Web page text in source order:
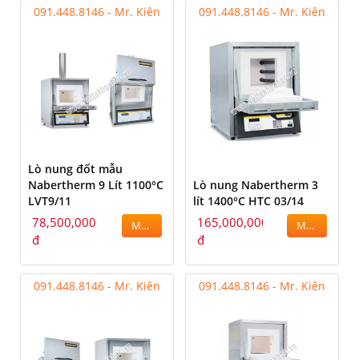
091.448.8146 - Mr. Kiên
Lò nung đốt mẫu
Nabertherm 9 Lít 1100°C
LVT9/11
78,500,000
đ
MUA
091.448.8146 - Mr. Kiên
Lò nung Nabertherm 3
lít 1400°C HTC 03/14
165,000,000
đ
MUA
091.448.8146 - Mr. Kiên 091.448.8146 - Mr. Kiên